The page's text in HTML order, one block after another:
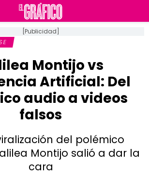
[Publicidad]
Montijo vs
Artificial: Del
audio a videos
falsos
del polémico
Montijo salió a dar la
cara